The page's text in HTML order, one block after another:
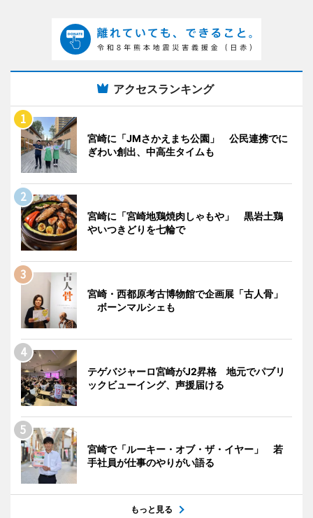
アクセスランキング
宮崎に「JMさかえまち公園」 公民連携でに
ぎわい創出、中高生タイムも
宮崎に「宮崎地鶏焼肉しゃもや」 黒岩土鶏
やいつきどりを七輪で
宮崎・西都原考古博物館で企画展「古人骨」
ボーンマルシェも
テゲバジャーロ宮崎がJ2昇格 地元でパブリ
ックビューイング、声援届ける
宮崎で「ルーキー・オブ・ザ・イヤー」 若
手社員が仕事のやりがい語る
もっと見る